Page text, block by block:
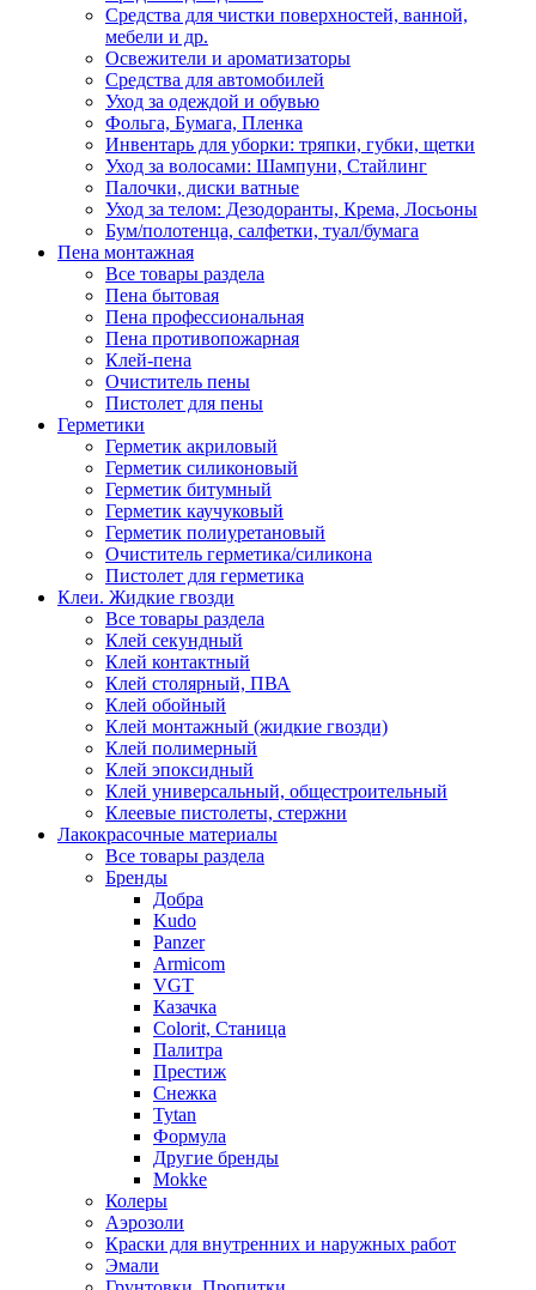
Средства для чистки поверхностей, ванной,
мебели и др.
Освежители и ароматизаторы
Средства для автомобилей
Уход за одеждой и обувью
Фольга, Бумага, Пленка
Инвентарь для уборки: тряпки, губки, щетки
Уход за волосами: Шампуни, Стайлинг
Палочки, диски ватные
Уход за телом: Дезодоранты, Крема, Лосьоны
Бум/полотенца, салфетки, туал/бумага
Пена монтажная
Все товары раздела
Пена бытовая
Пена профессиональная
Пена противопожарная
Клей-пена
Очиститель пены
Пистолет для пены
Герметики
Герметик акриловый
Герметик силиконовый
Герметик битумный
Герметик каучуковый
Герметик полиуретановый
Очиститель герметика/силикона
Пистолет для герметика
Клеи. Жидкие гвозди
Все товары раздела
Клей секундный
Клей контактный
Клей столярный, ПВА
Клей обойный
Клей монтажный (жидкие гвозди)
Клей полимерный
Клей эпоксидный
Клей универсальный, общестроительный
Клеевые пистолеты, стержни
Лакокрасочные материалы
Все товары раздела
Бренды
Добра
Kudo
Panzer
Armicom
VGT
Казачка
Colorit, Станица
Палитра
Престиж
Снежка
Tytan
Формула
Другие бренды
Mokke
Колеры
Аэрозоли
Краски для внутренних и наружных работ
Эмали